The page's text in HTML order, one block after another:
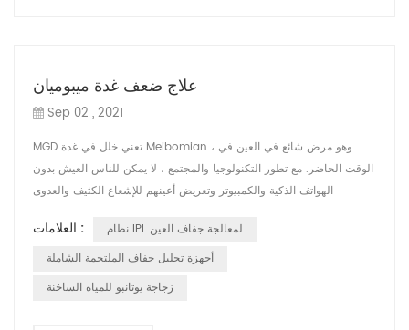
علاج ضعف غدة ميبوميان
Sep 02 , 2021
MGD تعني خلل في غدة Meibomian ، وهو مرض شائع في العين في
الوقت الحاضر. مع تطور التكنولوجيا والمجتمع ، لا يمكن للناس العيش بدون
الهواتف الذكية والكمبيوتر وتعريض أعينهم للإشعاع الكثيف والعدوى
أعراض MGD: رمش بشكل متكرر جفاف العيون والتعب. تهيج العين ، رهاب
الضوء ، وجع. الجفون الحمراء والمتورمة ، احتقان الملتحمة. صعوبة في فتح
العينين ، ...
العلامات :
نظام IPL لمعالجة جفاف العين
أجهزة تحليل جفاف الملتحمة الشاملة
زجاجة يوتانبو للمياه الساخنة